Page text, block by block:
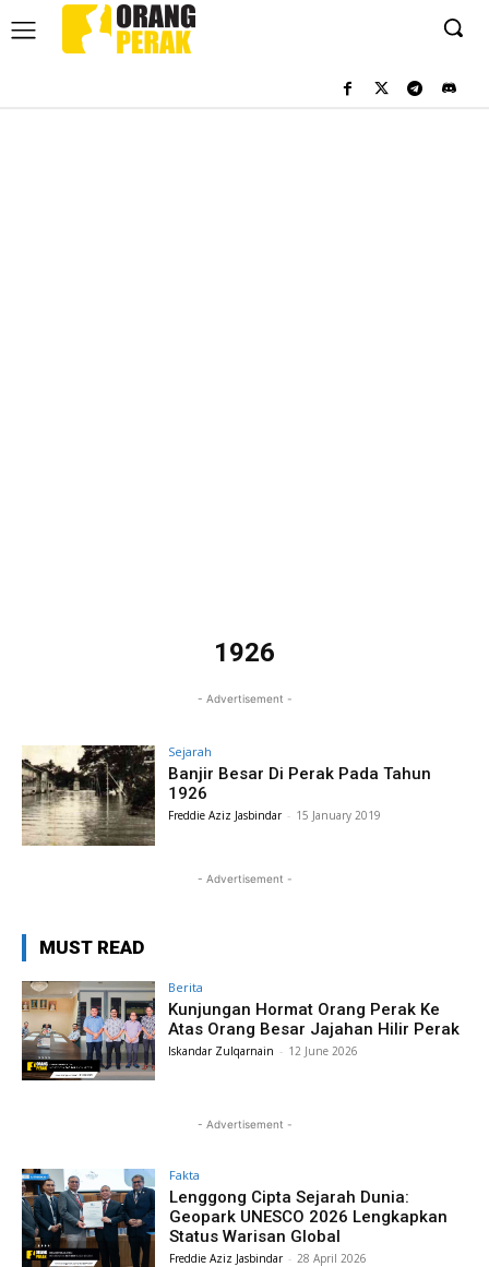
1926
- Advertisement -
Sejarah
Banjir Besar Di Perak Pada Tahun
1926
Freddie Aziz Jasbindar - 15 January 2019
- Advertisement -
MUST READ
Berita
Kunjungan Hormat Orang Perak Ke
Atas Orang Besar Jajahan Hilir Perak
Iskandar Zulqarnain - 12 June 2026
- Advertisement -
Fakta
Lenggong Cipta Sejarah Dunia:
Geopark UNESCO 2026 Lengkapkan
Status Warisan Global
Freddie Aziz Jasbindar - 28 April 2026